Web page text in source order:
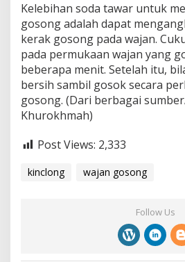
Kelebihan soda tawar untuk
gosong adalah dapat
kerak gosong ‎pada wajan.
pada permukaan wajan yang
beberapa menit. Setelah itu,
bersih sambil ‎gosok secara
gosong.‎ (Dari berbagai
Khurokhmah)
Post Views: 2,333
kinclong wajan gosong
Follow Us